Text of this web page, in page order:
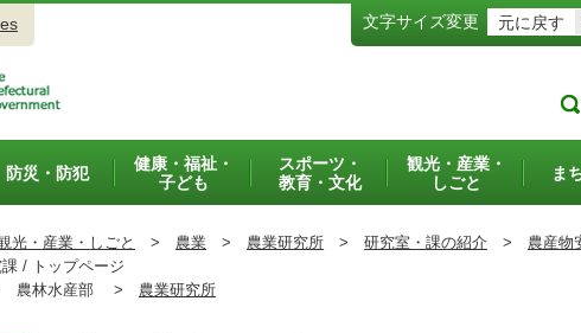
文字サイズ変更 元に戻す
防災・防犯
健康・福祉・
子ども
スポーツ・
教育・文化
観光・産業・
しごと
ま
光・産業・しごと > 農業 > 農業研究所 > 研究室・課の紹介 > 農産物
/ トップページ
農林水産部 > 農業研究所